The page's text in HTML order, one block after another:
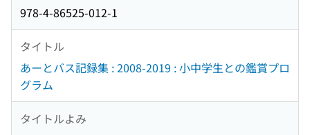
978-4-86525-012-1
タイトル
あーとバス記録集 : 2008-2019 : 小中学生との鑑賞プロ
グラム
タイトルよみ